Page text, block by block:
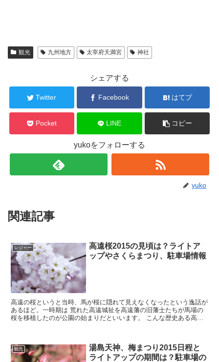
観光 九州地方 太宰府天満宮 神社
シェアする
Twitter Facebook はてブ
Pocket LINE コピー
yukoをフォローする
yuko
関連記事
レジャー
高遠桜2015の見頃は？ライトア
ップやさくらまつり、駐車場情報
高遠の桜というと当時、馬が桜に隠れて見えなくなったという逸話が
あるほど。一時期は 荒れた高遠城祉を高遠藩の旧藩士たちが馬場の
桜を移植したのが公園の始まりだといいます。 こんな歴史ある高遠
観光
湯島天神、梅まつり2015日程と
ライトアップの期間は？駐車場の